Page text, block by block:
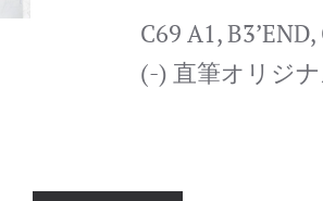
C69 A1,
(-) 直筆オリジ